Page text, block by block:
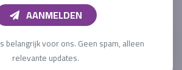
AANMELDEN
belangrijk voor ons. Geen spam, alleen
relevante updates.